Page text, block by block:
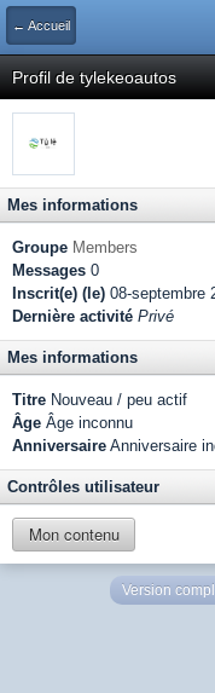
← Accueil
Profil de tylekeoautos
Mes informations
Groupe Members
Messages 0
Inscrit(e) (le) 08-septembre
Dernière activité Privé
Mes informations
Titre Nouveau / peu actif
Âge Âge inconnu
Anniversaire Anniversaire
Contrôles utilisateur
Mon contenu
Version